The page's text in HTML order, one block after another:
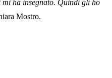
ha insegnato. Quindi gli ho
Mostro.